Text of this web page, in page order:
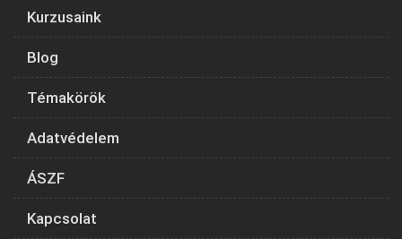
Kurzusaink
Blog
Témakörök
Adatvédelem
ÁSZF
Kapcsolat